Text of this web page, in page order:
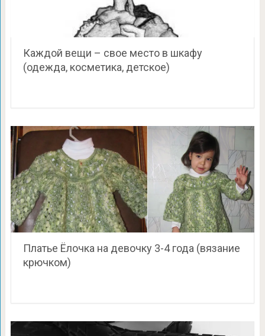
Каждой вещи – свое место в шкафу
(одежда, косметика, детское)
Платье Ёлочка на девочку 3-4 года (вязание
крючком)